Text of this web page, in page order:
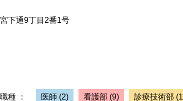
下通9丁目2番1号
種 ： 医師 (2) 看護部 (9) 診療技術部